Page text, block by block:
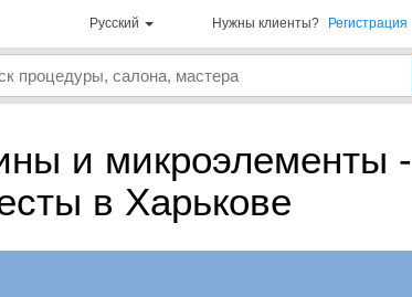
Русский Нужны клиенты? Регистрация
и микроэлементы -
в Харькове